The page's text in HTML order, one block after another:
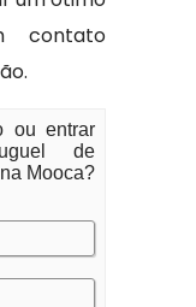
contato
ou entrar
de
Mooca?